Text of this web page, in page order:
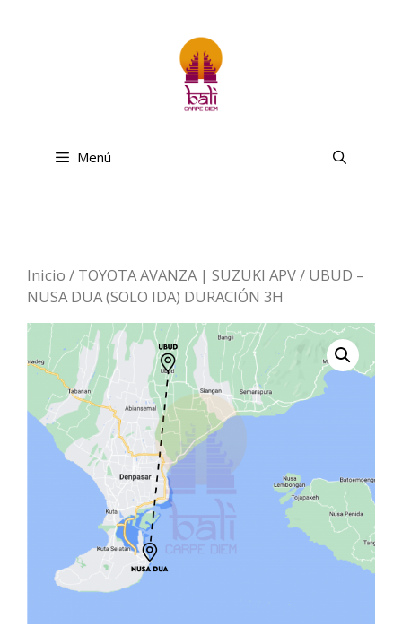
Menú
Inicio / TOYOTA AVANZA | SUZUKI APV/ UBUD –
NUSA DUA (SOLO IDA) DURACIÓN 3H